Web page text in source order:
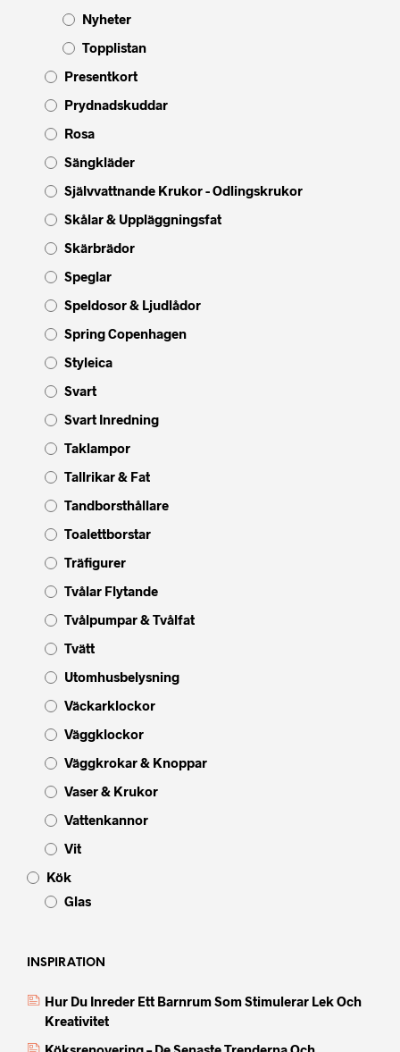
Nyheter
Topplistan
Presentkort
Prydnadskuddar
Rosa
Sängkläder
Självvattnande Krukor - Odlingskrukor
Skålar & Uppläggningsfat
Skärbrädor
Speglar
Speldosor & Ljudlådor
Spring Copenhagen
Styleica
Svart
Svart Inredning
Taklampor
Tallrikar & Fat
Tandborsthållare
Toalettborstar
Träfigurer
Tvålar Flytande
Tvålpumpar & Tvålfat
Tvätt
Utomhusbelysning
Väckarklockor
Väggklockor
Väggkrokar & Knoppar
Vaser & Krukor
Vattenkannor
Vit
Kök
Glas
INSPIRATION
Hur Du Inreder Ett Barnrum Som Stimulerar Lek Och
Kreativitet